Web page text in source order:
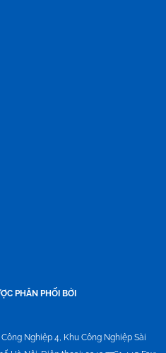
PHÂN PHỐI BỞI
Công Nghiệp 4, Khu Công Nghiệp Sài